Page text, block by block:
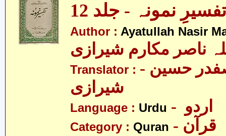
تفسیرِ نمونہ - جلد 12
Author : Ayatullah Nasir
ناصر مکارم شیرازی
Translator : - مولانا سید صفدر حسین
شیرازی
Language : Urdu
Category : Quran - قرآن